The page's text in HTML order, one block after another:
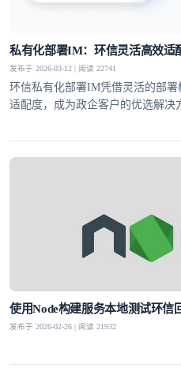
私有化部署IM：环信灵活高效适
发布于 2026-03-12 | 阅读 22741
环信私有化部署IM凭借灵活的部
适配度，成为政企客户的优选解决
使用Node构建服务本地测试环信
发布于 2026-02-26 | 阅读 21932